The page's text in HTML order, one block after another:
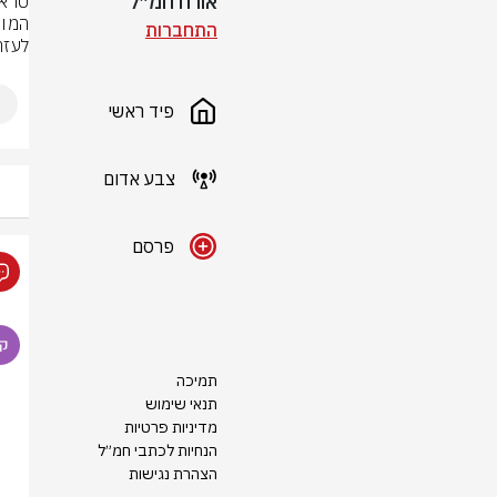
התחברות
פיד ראשי
צבע אדום
פרסם
תמיכה
תנאי שימוש
מדיניות פרטיות
הנחיות לכתבי חמ״ל
הצהרת נגישות